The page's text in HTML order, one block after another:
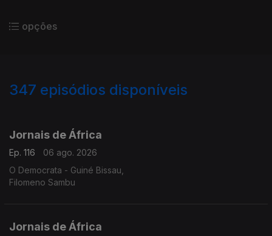
opções
347 episódios disponíveis
Jornais de África
Ep. 116
06 ago. 2026
O Democrata - Guiné Bissau,
Filomeno Sambu
Jornais de África